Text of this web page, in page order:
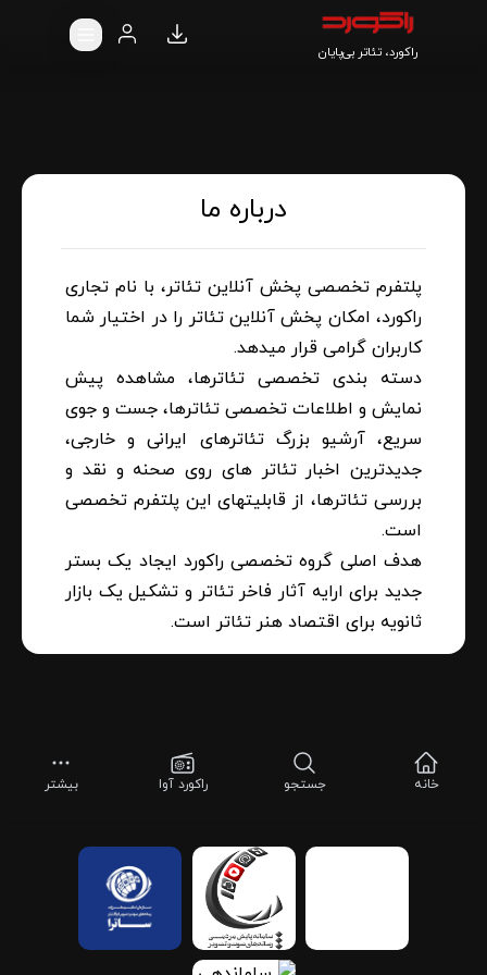
راکورد، تئاتر بی‌پایان
درباره ما
پلتفرم تخصصی پخش آنلاین تئاتر، با نام تجاری
راکورد، امکان پخش آنلاین تئاتر را در اختیار شما
کاربران گرامی قرار میدهد.
دسته بندی تخصصی تئاترها، مشاهده پیش
نمایش و اطلاعات تخصصی تئاترها، جست و جوی
سریع، آرشیو بزرگ تئاترهای ایرانی و خارجی،
جدیدترین اخبار تئاتر های روی صحنه و نقد و
بررسی تئاترها، از قابلیتهای این پلتفرم تخصصی
است.
هدف اصلی گروه تخصصی راکورد ایجاد یک بستر
جدید برای ارایه آثار فاخر تئاتر و تشکیل یک بازار
ثانویه برای اقتصاد هنر تئاتر است.
خانه جستجو راکورد آوا بیشتر